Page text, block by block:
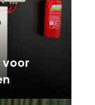
voor